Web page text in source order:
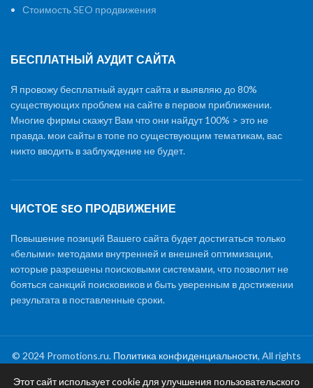
Стоимость SEO продвижения
БЕСПЛАТНЫЙ АУДИТ САЙТА
Я провожу бесплатный аудит сайта и выявляю до 80%
существующих проблем на сайте в первом приближении.
Многие фирмы скажут Вам что они найдут 100% > это не
правда. мои сайты в топе по существующим тематикам, вас
никто вводить в заблуждение не будет.
ЧИСТОЕ SEO ПРОДВИЖЕНИЕ
Повышение позиций Вашего сайта будет достигаться только
«белыми» методами внутренней и внешней оптимизации,
которые разрешены поисковыми системами, что позволит не
бояться санкций поисковиков и быть уверенным в достижении
результата в поставленные сроки.
© 2024 Promotions.ru. Политика конфиденциальности, All rights
reserved
Этот сайт использует cookie для улучшения пользовательского